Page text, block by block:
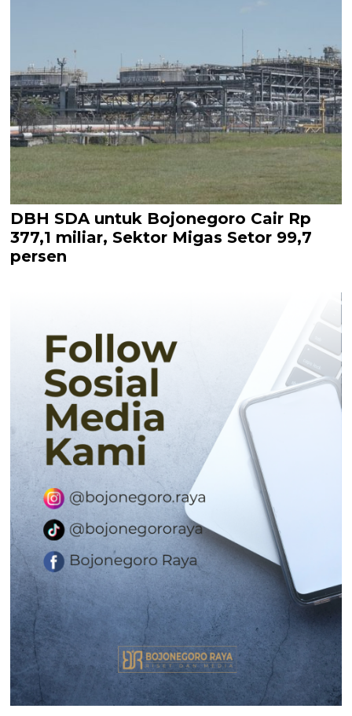
DBH SDA untuk Bojonegoro Cair Rp
377,1 miliar, Sektor Migas Setor 99,7
persen